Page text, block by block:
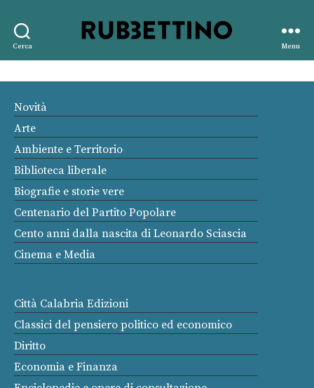
Cerca
editore
Menu
Novità
Arte
Ambiente e Territorio
Biblioteca liberale
Biografie e storie vere
Centenario del Partito Popolare
Cento anni dalla nascita di Leonardo Sciascia
Cinema e Media
Città Calabria Edizioni
Classici del pensiero politico ed economico
Diritto
Economia e Finanza